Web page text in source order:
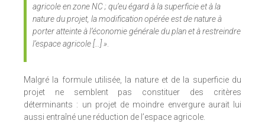
agricole en zone NC ; qu’eu égard à la superficie et à la
nature du projet, la modification opérée est de nature à
porter atteinte à l’économie générale du plan et à restreindre
l’espace agricole […] »
Malgré la formule utilisée, la nature et de la superficie du
projet ne semblent pas constituer des critères
déterminants : un projet de moindre envergure aurait lui
aussi entraîné une réduction de l’espace agricole.